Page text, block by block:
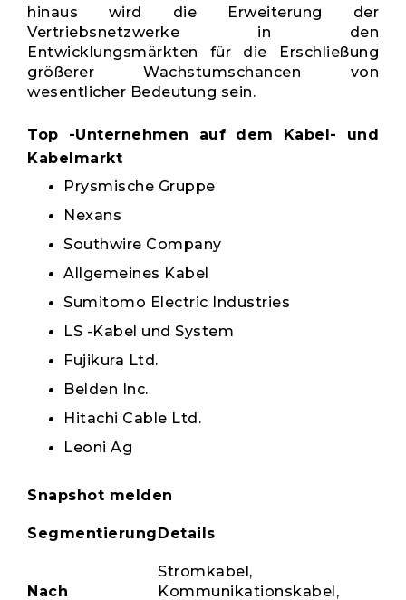
hinaus wird die Erweiterung der
Vertriebsnetzwerke in den
Entwicklungsmärkten für die Erschließung
größerer Wachstumschancen von
wesentlicher Bedeutung sein.
Top -Unternehmen auf dem Kabel- und
Kabelmarkt
Prysmische Gruppe
Nexans
Southwire Company
Allgemeines Kabel
Sumitomo Electric Industries
LS -Kabel und System
Fujikura Ltd.
Belden Inc.
Hitachi Cable Ltd.
Leoni Ag
Snapshot melden
SegmentierungDetails
Nach
Stromkabel,
Kommunikationskabel,